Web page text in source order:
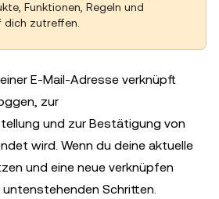
Funktionen, Regeln und
dich zutreffen.
E-Mail-Adresse verknüpft
zur
und zur Bestätigung von
wird. Wenn du deine aktuelle
und eine neue verknüpfen
Schritten.